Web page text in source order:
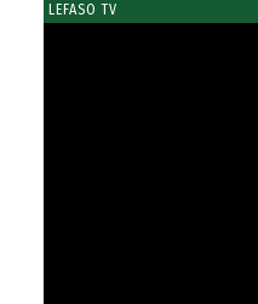
LEFASO TV